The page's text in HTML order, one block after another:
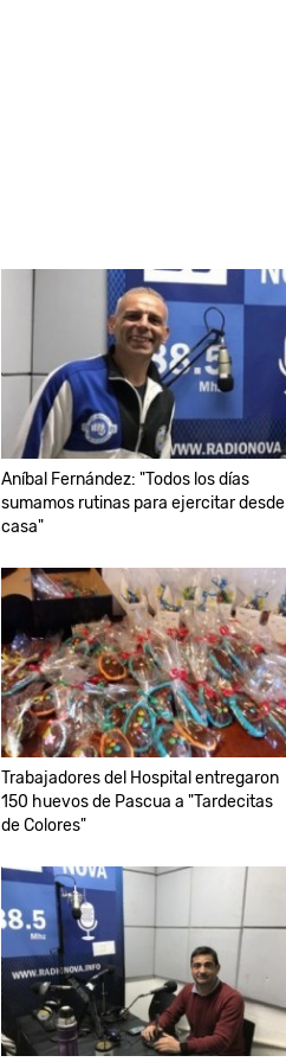
Aníbal Fernández: "Todos los días
sumamos rutinas para ejercitar desde
casa"
Trabajadores del Hospital entregaron
150 huevos de Pascua a "Tardecitas
de Colores"